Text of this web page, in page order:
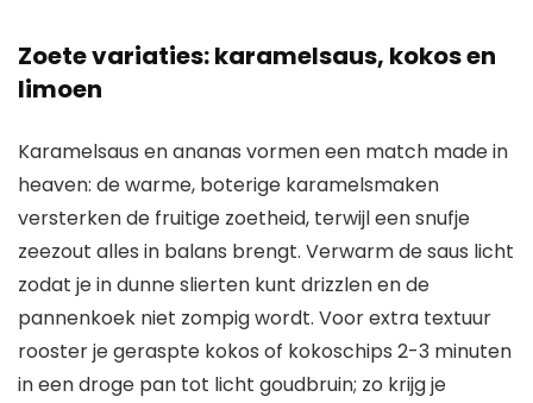
Zoete variaties: karamelsaus, kokos en
limoen
Karamelsaus en ananas vormen een match made in
heaven: de warme, boterige karamelsmaken
versterken de fruitige zoetheid, terwijl een snufje
zeezout alles in balans brengt. Verwarm de saus licht
zodat je in dunne slierten kunt drizzlen en de
pannenkoek niet zompig wordt. Voor extra textuur
rooster je geraspte kokos of kokoschips 2-3 minuten
in een droge pan tot licht goudbruin; zo krijg je